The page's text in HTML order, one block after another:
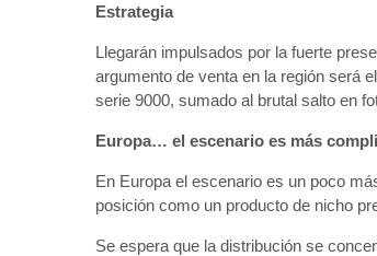
Estrategia
Llegarán impulsados por la fuerte
argumento de venta en la región será
serie 9000, sumado al brutal salto en
Europa… el escenario es más
En Europa el escenario es un poco
posición como un producto de nicho
Se espera que la distribución se